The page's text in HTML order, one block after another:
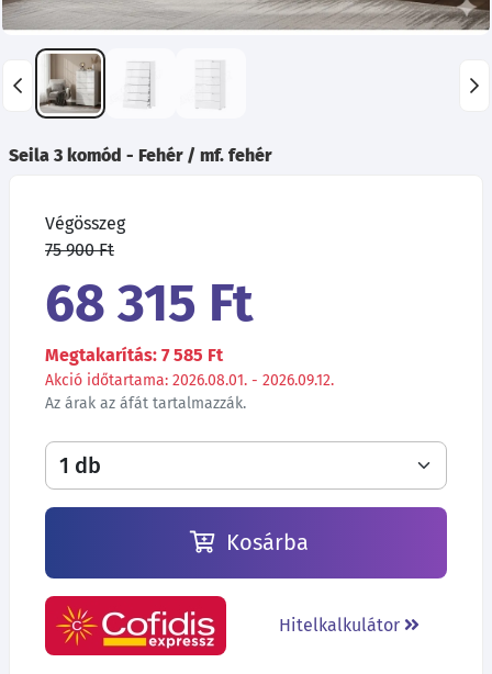
Seila 3 komód - Fehér / mf. fehér
Végösszeg
75 900 Ft
68 315 Ft
Megtakarítás: 7 585 Ft
Akció időtartama: 2026.08.01. - 2026.09.12.
Az árak az áfát tartalmazzák.
Kosárba
Hitelkalkulátor